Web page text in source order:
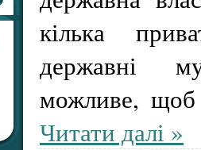
кілька
державні
можливе,
Читати далі »